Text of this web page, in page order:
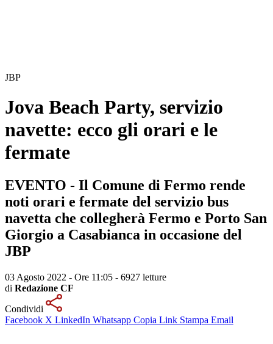
JBP
Jova Beach Party, servizio
navette: ecco gli orari e le
fermate
EVENTO - Il Comune di Fermo rende
noti orari e fermate del servizio bus
navetta che collegherà Fermo e Porto San
Giorgio a Casabianca in occasione del
JBP
03 Agosto 2022 - Ore 11:05 - 6927 letture
di Redazione CF
Condividi
Facebook X LinkedIn Whatsapp Copia Link Stampa Email